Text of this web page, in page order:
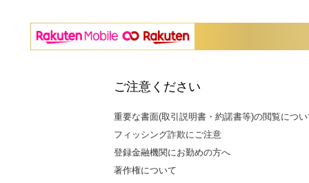
ご注意ください
重要な書面(取引説明書・約諾書等)の閲覧につ
フィッシング詐欺にご注意
登録金融機関にお勤めの方へ
著作権について